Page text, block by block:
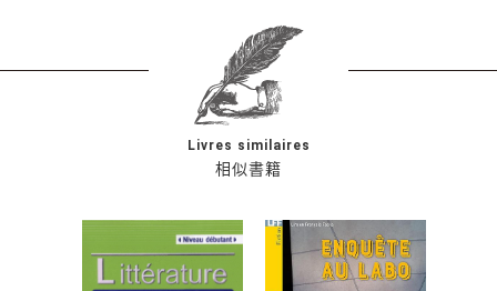
相似書籍
Livres similaires